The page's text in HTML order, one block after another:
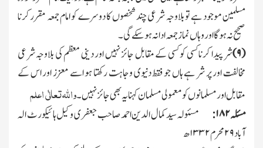
مسلمین موجود ہے تو بلاوجہ شرعی چند شخصوں کا دوسرے کو امام جمعہ مقرر کرنا
صحیح نہ ہوگا اور وہاں نماز جمعہ ادا نہ ہوسکے گی۔
(۹) شر پیدا کرنا کسی کو کسی کے مقابل جائز نہیں اور دینی معظم کی بلاوجہ شرعی
مخالفت اور پر شر ہے ہاں جو فقط دنیوی وجاہت رکھتا ہو اسے معزز اور اس کے
مقابل اور مسلمانوں کو معمولی مسلمان کہنا یہ بھی جائز نہیں۔واﷲتعالٰی اعلم
مسئلہ۱۸۲:
مسئولہ سید کمال الدین احمد صاحب جعفری وکیل ہائیکورٹ الہ
آباد۲۹محرم۱۳۳۲ھ